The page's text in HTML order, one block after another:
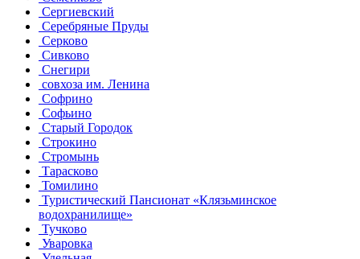
Сергиевский
Серебряные Пруды
Серково
Сивково
Снегири
совхоза им. Ленина
Софрино
Софьино
Старый Городок
Строкино
Стромынь
Тарасково
Томилино
Туристический Пансионат «Клязьминское
водохранилище»
Тучково
Уваровка